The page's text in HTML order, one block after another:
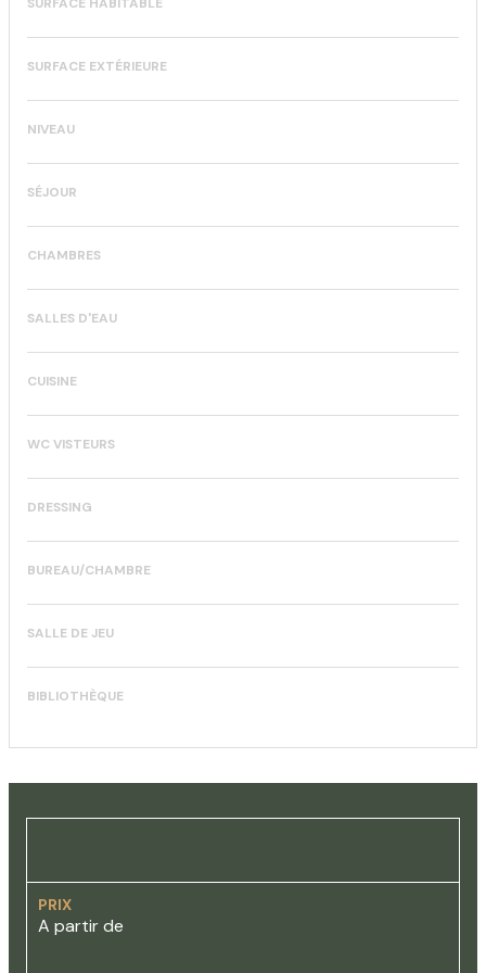
SURFACE EXTÉRIEURE
NIVEAU
SÉJOUR
CHAMBRES
SALLES D'EAU
CUISINE
WC VISTEURS
DRESSING
BUREAU/CHAMBRE
SALLE DE JEU
BIBLIOTHÈQUE
PRIX
A partir de